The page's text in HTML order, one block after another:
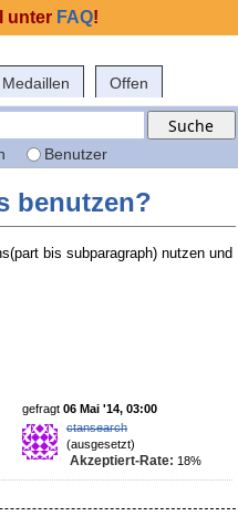
Medaillen Offen
Benutzer
benutzen?
bis subparagraph) nutzen und
gefragt 06 Mai '14, 03:00
ctansearch
(ausgesetzt)
Akzeptiert-Rate: 18%
unter FAQ!